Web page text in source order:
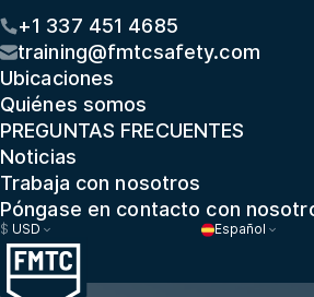
+1 337 451 4685
training@fmtcsafety.com
Ubicaciones
Quiénes somos
PREGUNTAS FRECUENTES
Noticias
Trabaja con nosotros
Póngase en contacto con
$ USD Español